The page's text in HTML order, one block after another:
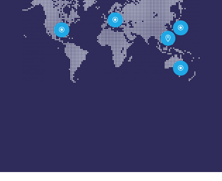
\
\

\
\